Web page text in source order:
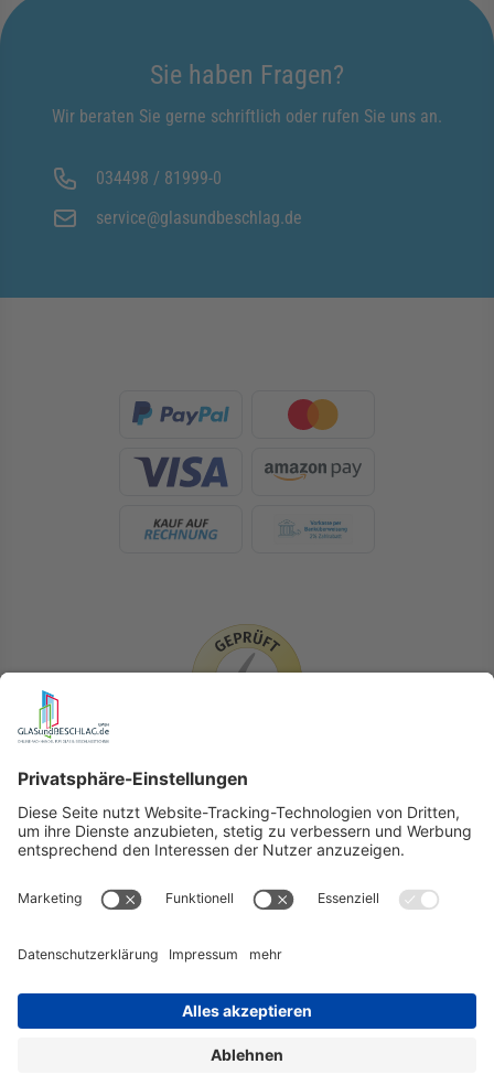
Sie haben Fragen?
Wir beraten Sie gerne schriftlich oder rufen Sie uns an.
034498 / 81999-0
service@glasundbeschlag.de
HerstellerBeratungFAQGlossarKontaktNewsletterTEAM
Widerruf
Lieferung & Versandkosten